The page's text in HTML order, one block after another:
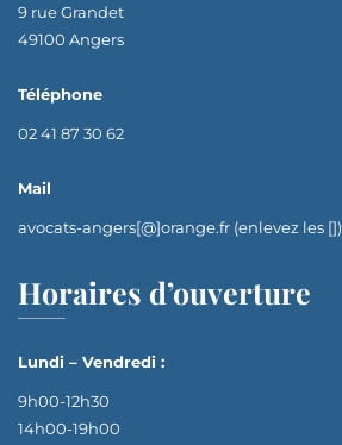
9 rue Grandet
49100 Angers
Téléphone
02 41 87 30 62
Mail
avocats-angers[@]orange.fr (enlevez les [])
Horaires d’ouverture
Lundi – Vendredi :
9h00-12h30
14h00-19h00